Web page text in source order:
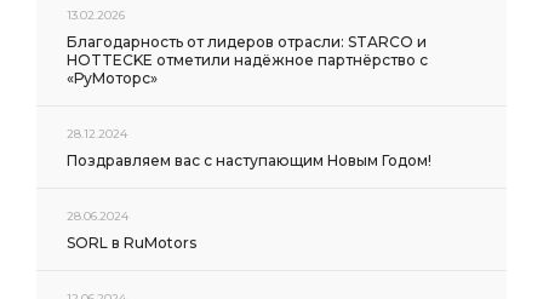
13.02.2026
Благодарность от лидеров отрасли: STARCO и
HOTTECKE отметили надёжное партнёрство с
«РуМоторс»
28.12.2024
Поздравляем вас с наступающим Новым Годом!
28.06.2024
SORL в RuMotors